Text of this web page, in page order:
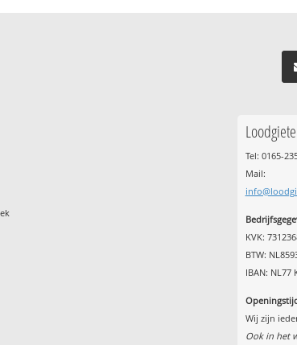
Tel: 0165-
Mail:
KVK:
BTW:
IBAN: NL77
Wij zijn
Ook in het